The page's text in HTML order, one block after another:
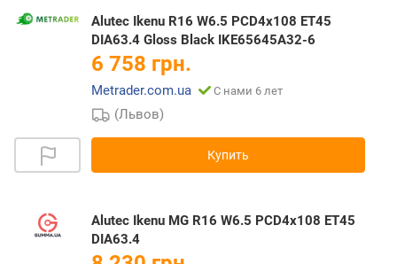
Alutec Ikenu R16 W6.5 PCD4x108 ET45
DIA63.4 Gloss Black IKE65645A32-6
6 758 грн.
Metrader.com.ua С нами 6 лет
(Львов)
Купить
Alutec Ikenu MG R16 W6.5 PCD4x108 ET45
DIA63.4